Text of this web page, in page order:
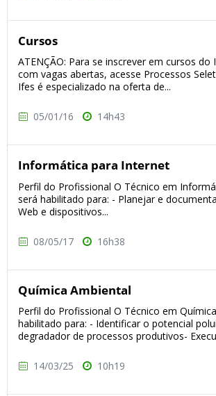
Cursos
ATENÇÃO: Para se inscrever em cursos
com vagas abertas, acesse Processos
Ifes é especializado na oferta de...
05/01/16 14h43
Informática para Internet
Perfil do Profissional O Técnico em
será habilitado para: - Planejar e
Web e dispositivos...
08/05/17 16h38
Química Ambiental
Perfil do Profissional O Técnico em
habilitado para: - Identificar o potencial
degradador de processos produtivos-
14/03/25 10h19